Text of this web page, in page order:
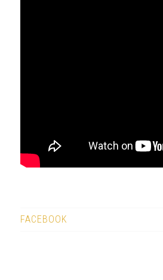
FACEBOOK